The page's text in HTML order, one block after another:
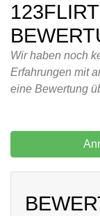
Wir haben noch
Erfahrungen mit
eine Bewertung